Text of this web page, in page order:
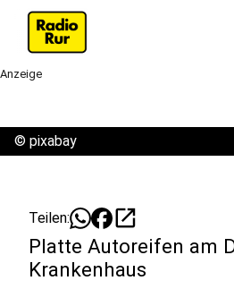
Anzeige
© pixabay
Teilen: open_in_new
Platte Autoreifen am
Krankenhaus